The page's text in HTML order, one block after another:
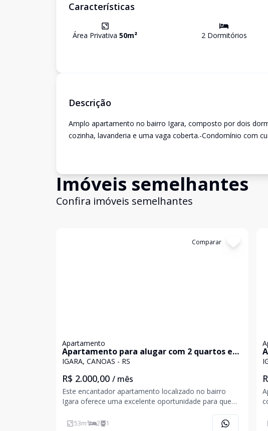
Características
Área Privativa 50m² 2Dormitórios
Descrição
Amplo apartamento no bairro Igara, composto por dois
cozinha, lavanderia e uma vaga coberta.-Condomínio com
Imóveis semelhantes
Confira imóveis semelhantes
Comparar
Apartamento
Apartamento para alugar com 2 quartos e
vaga na Igara
IGARA, CANOAS - RS
R$ 2.000,00 / mês
Este encantador apartamento localizado no bairro
Igara oferece uma excelente oportunidade para quem
metros quadrados, o imóvel dispõe de dois quartos
53m² 2 1